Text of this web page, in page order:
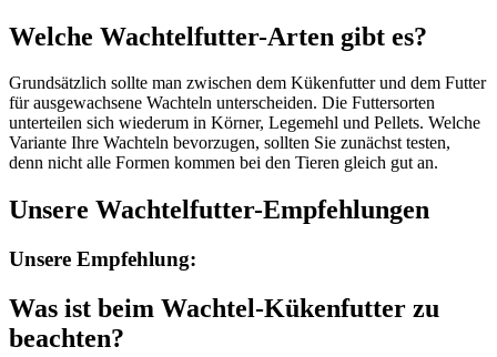
Welche Wachtelfutter-Arten gibt es?
Grundsätzlich sollte man zwischen dem Kükenfutter und dem Futter
für ausgewachsene Wachteln unterscheiden. Die Futtersorten
unterteilen sich wiederum in Körner, Legemehl und Pellets. Welche
Variante Ihre Wachteln bevorzugen, sollten Sie zunächst testen,
denn nicht alle Formen kommen bei den Tieren gleich gut an.
Unsere Wachtelfutter-Empfehlungen
Unsere Empfehlung:
Was ist beim Wachtel-Kükenfutter zu
beachten?